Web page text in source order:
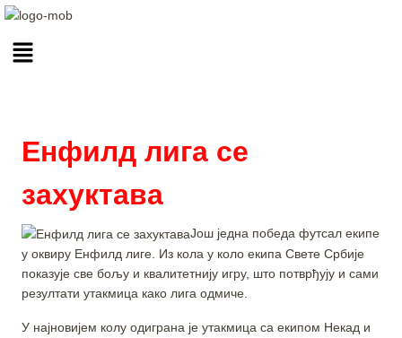
Енфилд лига се
захуктaва
Још једна победа футсал екипе
у оквиру Енфилд лиге. Из кола у коло екипа Свете Србије
показује све бољу и квалитетнију игру, што потврђују и сами
резултати утакмица како лига одмиче.
У најновијем колу одиграна је утакмица са екипом Некад и